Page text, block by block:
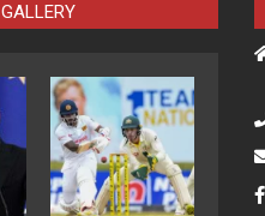
GALLERY